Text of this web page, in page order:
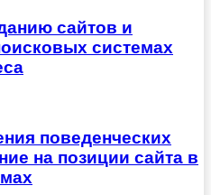
сайтов и
системах
поведенческих
на позиции сайта в